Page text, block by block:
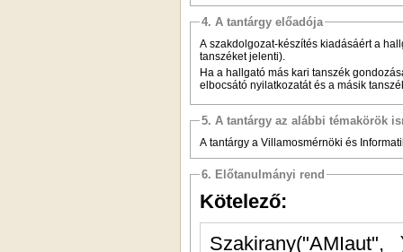
4. A tantárgy előadója
A szakdolgozat-készítés kiadásáért a
tanszéket jelenti).
Ha a hallgató más kari tanszék
elbocsátó nyilatkozatát és a másik
5. A tantárgy az alábbi témakörök
A tantárgy a Villamosmérnöki és
6. Előtanulmányi rend
Kötelező:
Szakirany("AMIaut",